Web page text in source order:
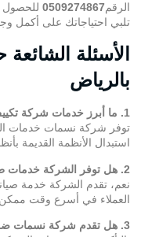
الرقم0509274867 للحصول
تلبي احتياجاتك على أكمل
الأسئلة
بالرياض
1. ما أبرز خدمات شركة تكييف مركزي بالرياض؟
توفر شركة نسمات خدمات
استبدال الأنظمة القديمة
2. هل توفر الشركة خدمات طوارئ في الرياض؟
العملاء في أسرع وقت ممكن.
3. هل تقدم شركة نسمات ضمانًا على خدماتها؟